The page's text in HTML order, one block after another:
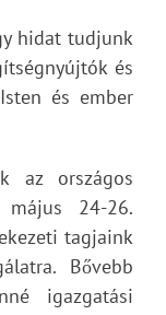
hidat tudjunk
és
és ember
az országos
május 24-26.
tagjaink
Bővebb
igazgatási